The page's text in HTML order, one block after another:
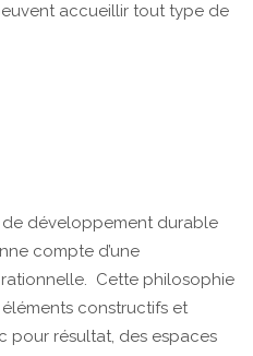
accueillir tout type de
de développement durable
compte d’une
Cette philosophie
constructifs et
pour résultat, des espaces